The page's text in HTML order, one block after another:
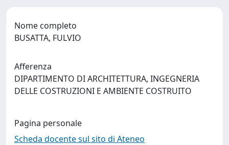
Nome completo
BUSATTA, FULVIO
Afferenza
DIPARTIMENTO DI ARCHITETTURA, INGEGNERIA
DELLE COSTRUZIONI E AMBIENTE COSTRUITO
Pagina personale
Scheda docente sul sito di Ateneo